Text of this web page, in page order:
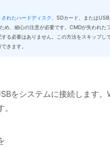
れたハードディスク 、SDカード、または
め、細心の注意が必要です。CMDが失われた
る必要はありません。この方法をスキップし
きます。
をシステムに接続します